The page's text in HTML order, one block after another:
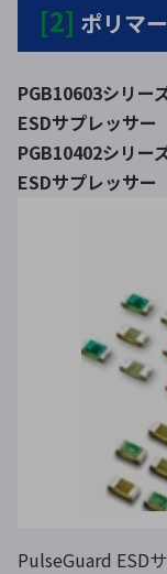
[2] ポリマ
PGB10603シリー
ESDサプレッサー
PGB10402シリー
ESDサプレッサー
PulseGuard ESD